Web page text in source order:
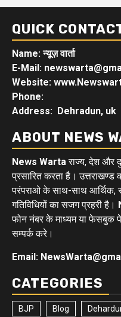
QUICK
Name: न्यूज़ वार्ता
E-Mail:
Website:
Phone:
Address: Dehradun, uk
ABOUT NEWS
News Wartaराज्य, देश और
प्रसारित करता है। उत्तराखण्ड
परंपराओ के साथ-साथ आर्थिक,
गतिविधियों का सजग प्रहरी है।
फोन नंबर के माध्यम या फेसबुक
सम्पर्क करे।
Email:
CATEGORIES
BJP Blog